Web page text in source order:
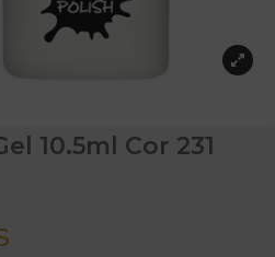
10.5ml Cor 231